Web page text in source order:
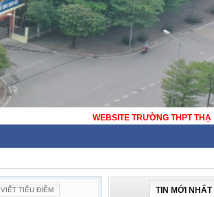
WEBSITE TRƯỜNG THPT THẠCH BÀN - HÀ NỘI
TIÊU ĐIỂM TIN MỚI NHẤT